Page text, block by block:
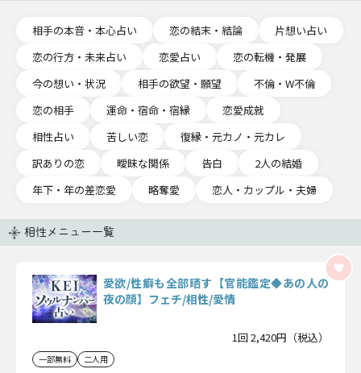
相手の本音・本心占い 恋の結末・結論
片想い占い
恋の行方・未来占い
恋愛占い
恋の転機・発展
今の想い・状況
相手の欲望・願望
不倫・W不倫
恋の相手
運命・宿命・宿縁
恋愛成就
相性占い
苦しい恋
復縁・元カノ・元カレ
訳ありの恋
曖昧な関係 告白
2人の結婚
年下・年の差恋愛
略奪愛 恋人・カップル・夫婦
相性メニュー一覧
愛欲/性癖も全部晒す【官能鑑定◆あの人の
夜の顔】フェチ/相性/愛情
1回 2,420円（税込）
一部無料 二人用